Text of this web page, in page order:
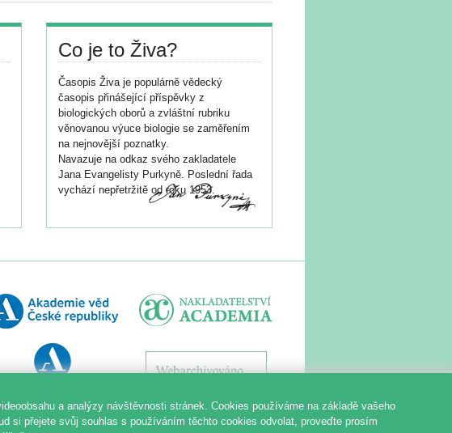
Co je to Živa?
Časopis Živa je populárně vědecký
časopis přinášející příspěvky z
biologických oborů a zvláštní rubriku
věnovanou výuce biologie se zaměřením
na nejnovější poznatky.
Navazuje na odkaz svého zakladatele
Jana Evangelisty Purkyně. Poslední řada
vychází nepřetržitě od roku 1953.
a analýzy návštěvnosti stránek. Cookies používáme na základě vašeho
si přejete svůj souhlas s používáním těchto cookies odvolat, proveďte prosím